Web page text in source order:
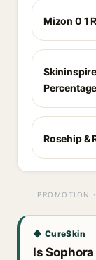
Mizon 0 1
Rosehip &
PROMOTION
◆ CureSkin
Is